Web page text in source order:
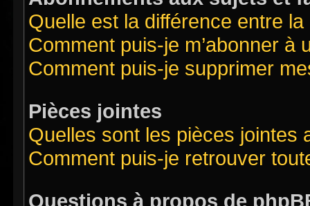
Quelle est la différence entre
Comment puis-je m’abonner
Comment puis-je supprimer
Pièces jointes
Quelles sont les pièces jointes
Comment puis-je retrouver
Questions à propos de